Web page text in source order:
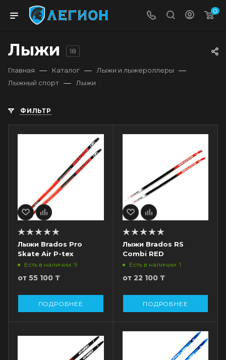
0
Лыжи 18
Главная — Каталог — Лыжи и лыжероллеры —
Лыжный спорт — Лыжи
ФИЛЬТР
Лыжи Brados Pro
Skate Air P-tex
Есть в наличии: 9
от 55 100 ₸
ПОДРОБНЕЕ
Лыжи Brados RS
Combi RED
Есть в наличии: 1
от 22 100 ₸
ПОДРОБНЕЕ